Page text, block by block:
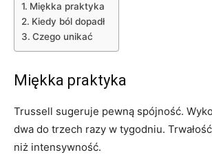
Miękka praktyka
Kiedy ból dopadł
Czego unikać
Miękka praktyka
Trussell sugeruje pewną spójność.
dwa do trzech razy w tygodniu.
niż intensywność.